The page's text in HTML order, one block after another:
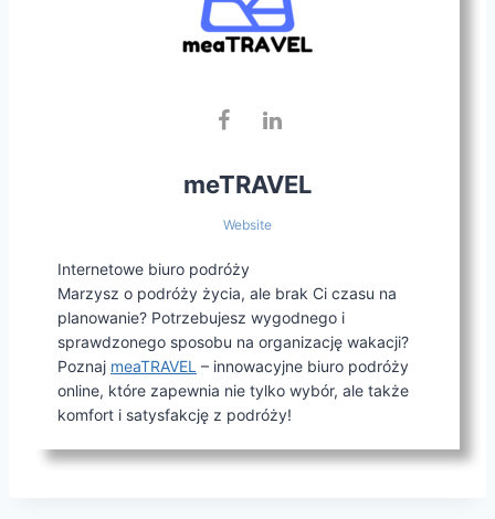
meTRAVEL
Website
Internetowe biuro podróży
Marzysz o podróży życia, ale brak Ci czasu na
planowanie? Potrzebujesz wygodnego i
sprawdzonego sposobu na organizację wakacji?
Poznaj meaTRAVEL – innowacyjne biuro podróży
online, które zapewnia nie tylko wybór, ale także
komfort i satysfakcję z podróży!